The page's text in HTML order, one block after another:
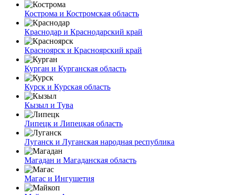
Кострома и Костромская область
Краснодар и Краснодарский край
Красноярск и Красноярский край
Курган и Курганская область
Курск и Курская область
Кызыл и Тува
Липецк и Липецкая область
Луганск и Луганская народная республика
Магадан и Магаданская область
Магас и Ингушетия